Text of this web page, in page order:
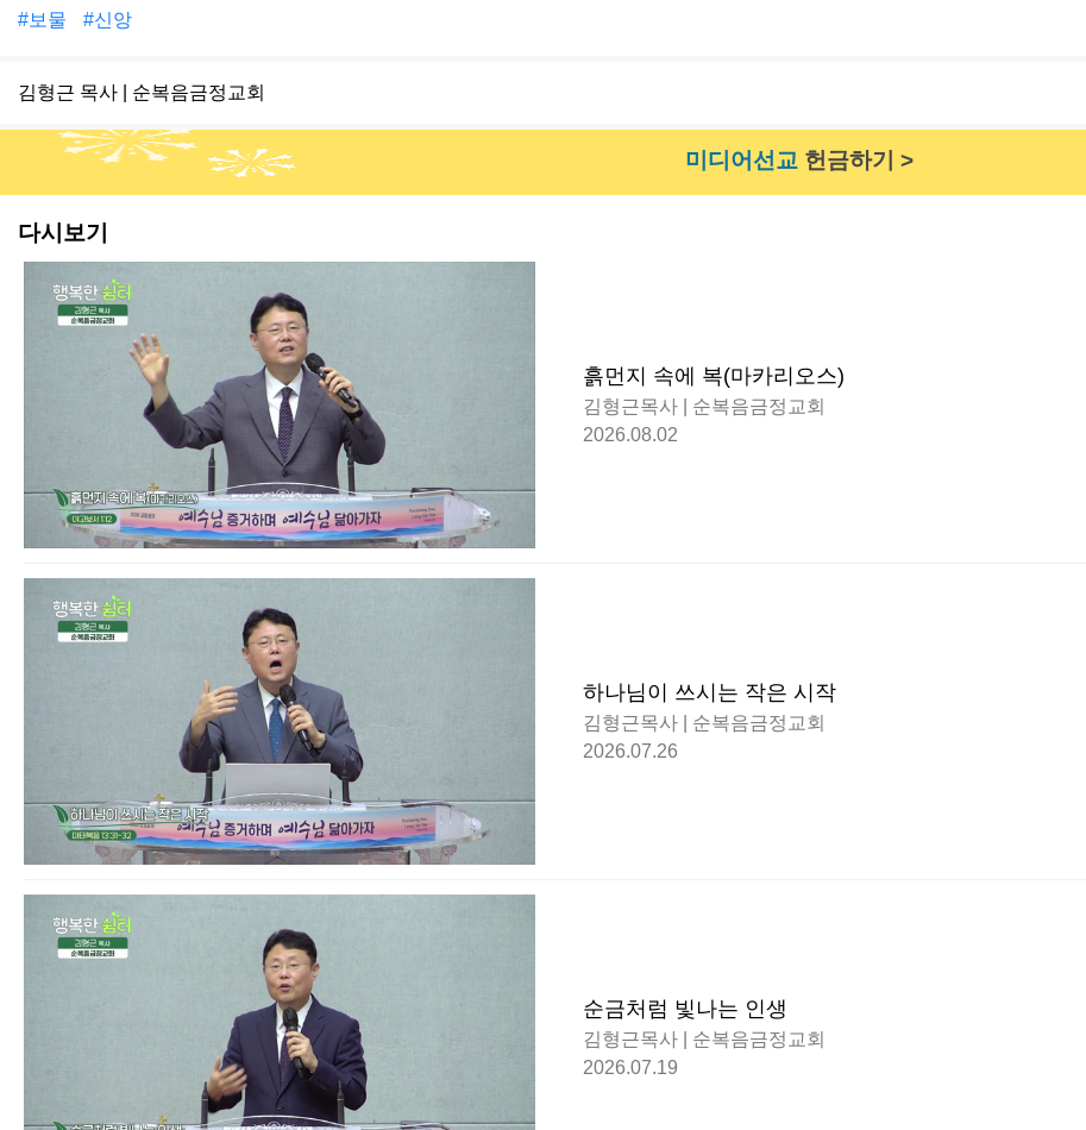
#보물 #신앙
김형근 목사 | 순복음금정교회
미디어선교 헌금하기 >
다시보기
흙먼지 속에 복(마카리오스)
김형근목사 | 순복음금정교회
2026.08.02
하나님이 쓰시는 작은 시작
김형근목사 | 순복음금정교회
2026.07.26
순금처럼 빛나는 인생
김형근목사 | 순복음금정교회
2026.07.19